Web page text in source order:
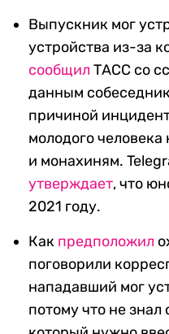
Выпускник мог
устройства из-за
сообщил ТАСС со
данным
причиной
молодого
и монахиням.
утверждает, что
2021 году.
Как предположил
поговорили
нападавший мог
потому что не